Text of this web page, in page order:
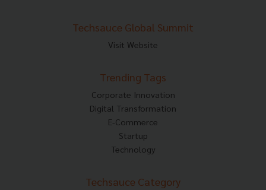
Techsauce Global Summit
Visit Website
Trending Tags
Corporate Innovation
Digital Transformation
E-Commerce
Startup
Technology
Techsauce Category